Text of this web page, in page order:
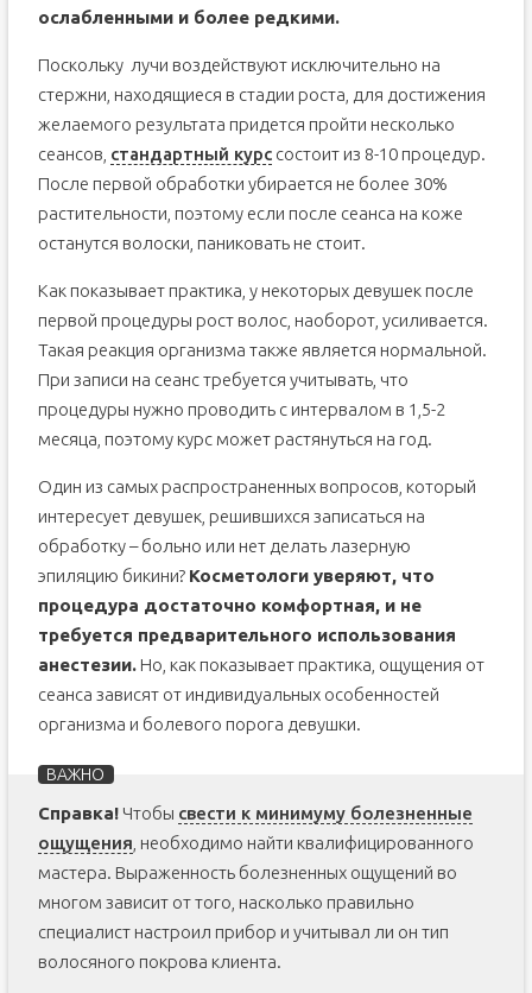
ослабленными и более редкими.
Поскольку лучи воздействуют исключительно на
стержни, находящиеся в стадии роста, для достижения
желаемого результата придется пройти несколько
сеансов, стандартный курссостоит из 8-10 процедур.
После первой обработки убирается не более 30%
растительности, поэтому если после сеанса на коже
останутся волоски, паниковать не стоит.
Как показывает практика, у некоторых девушек после
первой процедуры рост волос, наоборот, усиливается.
Такая реакция организма также является нормальной.
При записи на сеанс требуется учитывать, что
процедуры нужно проводить с интервалом в 1,5-2
месяца, поэтому курс может растянуться на год.
Один из самых распространенных вопросов, который
интересует девушек, решившихся записаться на
обработку – больно или нет делать лазерную
эпиляцию бикини? Косметологи уверяют, что
процедура достаточно комфортная, и не
требуется предварительного использования
анестезии.Но, как показывает практика, ощущения от
сеанса зависят от индивидуальных особенностей
организма и болевого порога девушки.
Справка!Чтобы свести к минимуму болезненные
ощущения , необходимо найти квалифицированного
мастера. Выраженность болезненных ощущений во
многом зависит от того, насколько правильно
специалист настроил прибор и учитывал ли он тип
волосяного покрова клиента.